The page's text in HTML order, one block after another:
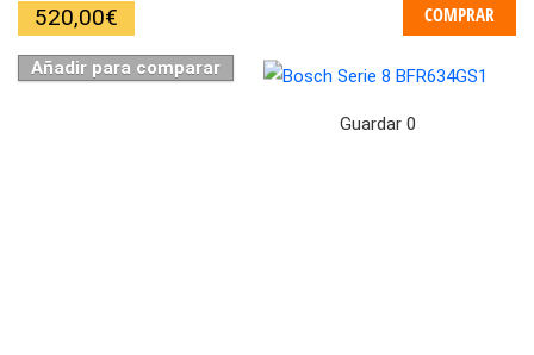
520,00€ COMPRAR
Añadir para comparar
Guardar 0